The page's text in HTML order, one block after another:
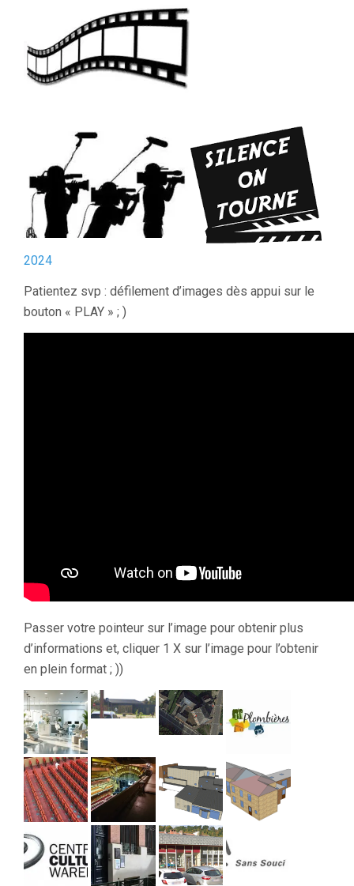
2024
Patientez svp : défilement d’images dès appui sur le
bouton « PLAY » ; )
Passer votre pointeur sur l’image pour obtenir plus
d’informations et, cliquer 1 X sur l’image pour l’obtenir
en plein format ; ))